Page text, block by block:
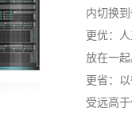
内切换
更优：
放在一
更省：
受远高